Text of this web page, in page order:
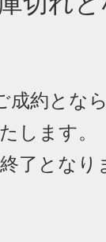
成約とな
します。
了となり